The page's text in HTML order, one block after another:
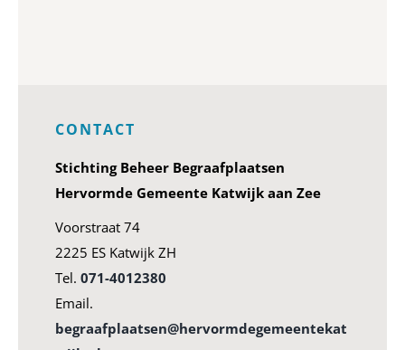
CONTACT
Stichting Beheer Begraafplaatsen
Hervormde Gemeente Katwijk aan Zee
Voorstraat 74
2225 ES Katwijk ZH
Tel. 071-4012380
Email.
begraafplaatsen@hervormdegemeentekat